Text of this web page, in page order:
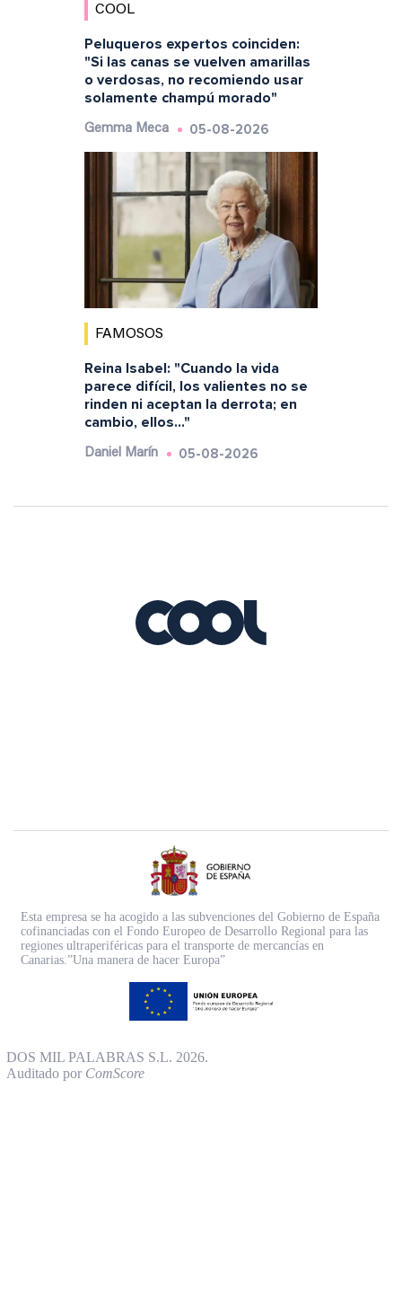
COOL
Peluqueros expertos coinciden:
"Si las canas se vuelven amarillas
o verdosas, no recomiendo usar
solamente champú morado"
Gemma Meca 05-08-2026
FAMOSOS
Reina Isabel: "Cuando la vida
parece difícil, los valientes no se
rinden ni aceptan la derrota; en
cambio, ellos..."
Daniel Marín 05-08-2026
Esta empresa se ha acogido a las subvenciones del Gobierno de España
cofinanciadas con el Fondo Europeo de Desarrollo Regional para las
regiones ultraperiféricas para el transporte de mercancías en
Canarias.”Una manera de hacer Europa”
DOS MIL PALABRAS S.L. 2026.
Auditado por ComScore